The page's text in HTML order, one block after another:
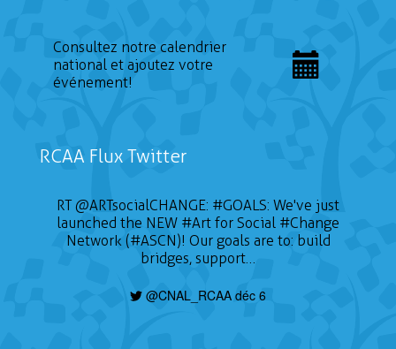
Consultez notre calendrier
national et ajoutez votre
événement!
RCAA Flux Twitter
RT@ARTsocialCHANGE: #GOALS: We've just
launched the NEW #Art for Social #Change
Network (#ASCN)! Our goals are to: build
bridges, support…
@CNAL_RCAA déc 6